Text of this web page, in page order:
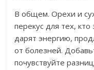
В общем. Орехи и
перекус для тех,
дарят энергию,
от болезней.
почувствуйте